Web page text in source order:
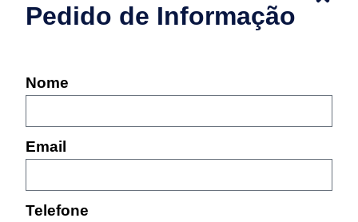
Pedido de Informação
Nome
Email
Telefone